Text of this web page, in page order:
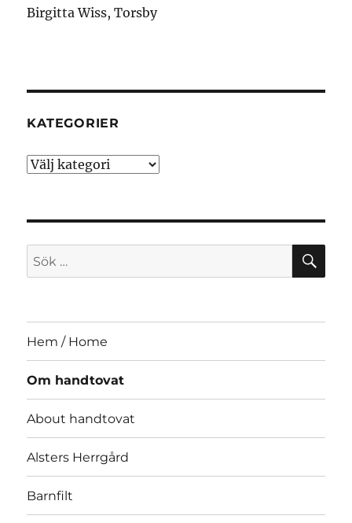
Birgitta Wiss, Torsby
KATEGORIER
Kategorier
Sök
efter:
Hem / Home
Om handtovat
About handtovat
Alsters Herrgård
Barnfilt